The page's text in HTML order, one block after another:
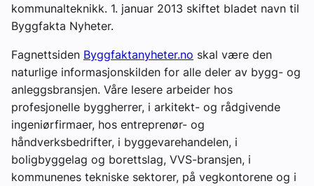
eBlad
Aktivitetskalender
Bransjekommentar
Nyheter
kommunalteknikk. 1. januar 2013 skiftet bladet navn til
Byggfakta Nyheter.
Fagnettsiden Byggfaktanyheter.no skal være den
naturlige informasjonskilden for alle deler av bygg- og
anleggsbransjen. Våre lesere arbeider hos
profesjonelle byggherrer, i arkitekt- og rådgivende
ingeniørfirmaer, hos entreprenør- og
håndverksbedrifter, i byggevarehandelen, i
boligbyggelag og borettslag, VVS-bransjen, i
kommunenes tekniske sektorer, på vegkontorene og i